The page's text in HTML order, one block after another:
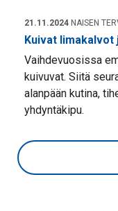
21.11.2024 NAISEN
Kuivat limakalvot
Vaihdevuosissa
kuivuvat. Siitä
alanpään kutina,
yhdyntäkipu.